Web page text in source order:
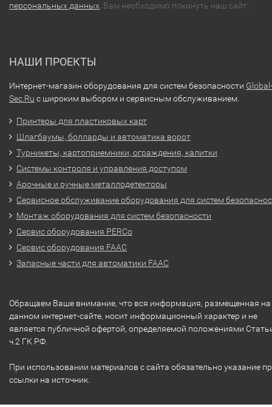
персональных данных , Вам необходимо покинуть наш сайт.
НАШИ ПРОЕКТЫ
Интернет-магазин оборудования для систем безопасности Global-
Sec.Ru с широким выбором и сервисным обслуживанием.
Принтеры для пластиковых карт
Шлагбаумы, болларды и автоматика ворот
Турникеты, картоприемники, ограждения, калитки
Системы контроля и управления доступом
Арочные и ручные металлодетекторы
Сервисное обслуживание оборудования для систем
Монтаж оборудования для систем безопасности
Сервис оборудования PERCo
Сервис оборудования FAAC
Запасные части для автоматики FAAC
Обращаем Ваше внимание, что вся информация, размещенная на
данном интернет-сайте, носит информационный характер и не
является публичной офертой, определяемой положениями
ч.2 ГК РФ.
При использовании материалов с сайта обязательно указание
ссылки на источник.